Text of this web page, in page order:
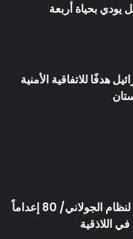
يودي بحياة أربعة
هدفًا للاتفاقية الأمنية
تكثيف الإجراءات القمعية لنظام الجولاني/ 80 إعداماً
اللاذقية